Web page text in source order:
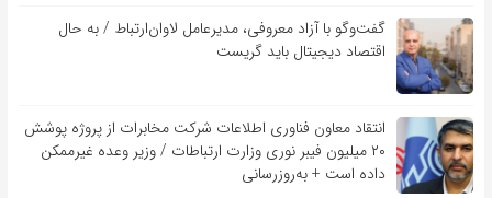
گفت‌و‌گو با آزاد معروفی، مدیرعامل لاوان‌ارتباط / به حال
اقتصاد دیجیتال باید گریست
انتقاد معاون فناوری اطلاعات شرکت مخابرات از پروژه پوشش
۲۰ میلیون فیبر نوری وزارت ارتباطات / وزیر وعده غیرممکن
داده است + به‌روزرسانی